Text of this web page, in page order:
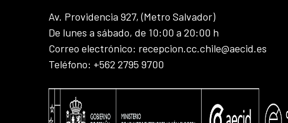
Av. Providencia 927, (Metro Salvador)
De lunes a sábado, de 10:00 a 20:00 h
Correo electrónico: recepcion.cc.chile@aecid.es
Teléfono: +562 2795 9700